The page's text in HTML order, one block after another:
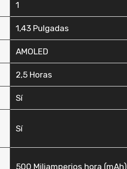
‎1
‎1,43 Pulgadas
‎AMOLED
‎2,5 Horas
‎Sí
‎Sí
‎500 Miliamperios hora (mAh)